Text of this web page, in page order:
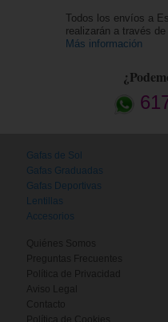
Todos los envíos a
realizarán a través
Más información
Gafas de Sol
Gafas Graduadas
Gafas Deportivas
Lentillas
Accesorios
Quiénes Somos
Preguntas Frecuentes
Política de Privacidad
Aviso Legal
Contacto